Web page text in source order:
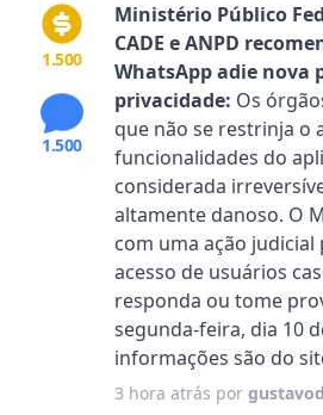
1.500
1.500
Ministério Público
CADE e ANPD
WhatsApp adie nova
privacidade: Os
que não se restrinja o
funcionalidades do
considerada
altamente danoso. O
com uma ação
acesso de usuários
responda ou tome
segunda-feira, dia 10
informações são do
3 hora atrás por